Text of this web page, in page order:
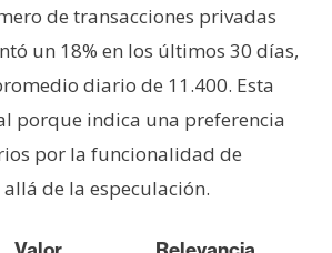
de transacciones privadas
un 18% en los últimos 30 días,
diario de 11.400. Esta
porque indica una preferencia
por la funcionalidad de
de la especulación.